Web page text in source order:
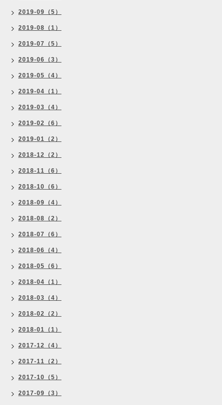
2019-09（5）
2019-08（1）
2019-07（5）
2019-06（3）
2019-05（4）
2019-04（1）
2019-03（4）
2019-02（6）
2019-01（2）
2018-12（2）
2018-11（6）
2018-10（6）
2018-09（4）
2018-08（2）
2018-07（6）
2018-06（4）
2018-05（6）
2018-04（1）
2018-03（4）
2018-02（2）
2018-01（1）
2017-12（4）
2017-11（2）
2017-10（5）
2017-09（3）